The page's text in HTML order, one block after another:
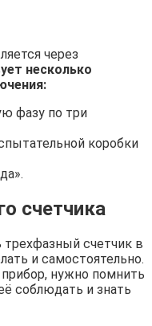
через
несколько
фазу по три
коробки
счетчика
трехфазный счетчик в
и самостоятельно.
нужно помнить
соблюдать и знать